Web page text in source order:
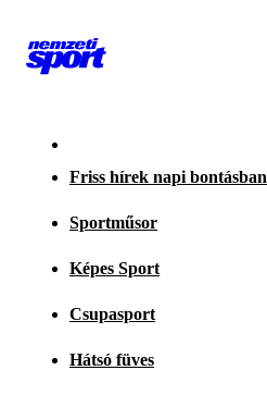
Friss hírek napi bontásban
Sportműsor
Képes Sport
Csupasport
Hátsó füves